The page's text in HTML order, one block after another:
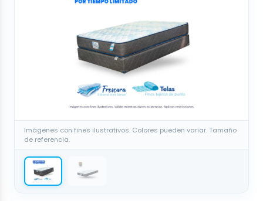
Imágenes con fines ilustrativos. Colores pueden variar. Tamaño
de referencia.